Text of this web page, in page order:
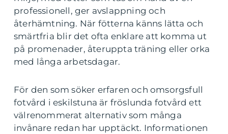
professionell, ger avslappning och
återhämtning. När fötterna känns lätta och
smärtfria blir det ofta enklare att komma ut
på promenader, återuppta träning eller orka
med långa arbetsdagar.
För den som söker erfaren och omsorgsfull
fotvård i eskilstuna är fröslunda fotvård ett
välrenommerat alternativ som många
invånare redan har upptäckt. Informationen